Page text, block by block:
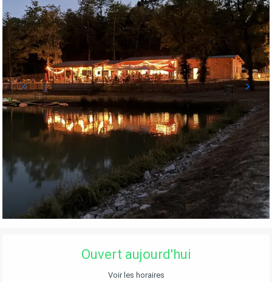
OUVERTURE ET COORDONNÉES
Ouvert aujourd'hui
Voir les horaires